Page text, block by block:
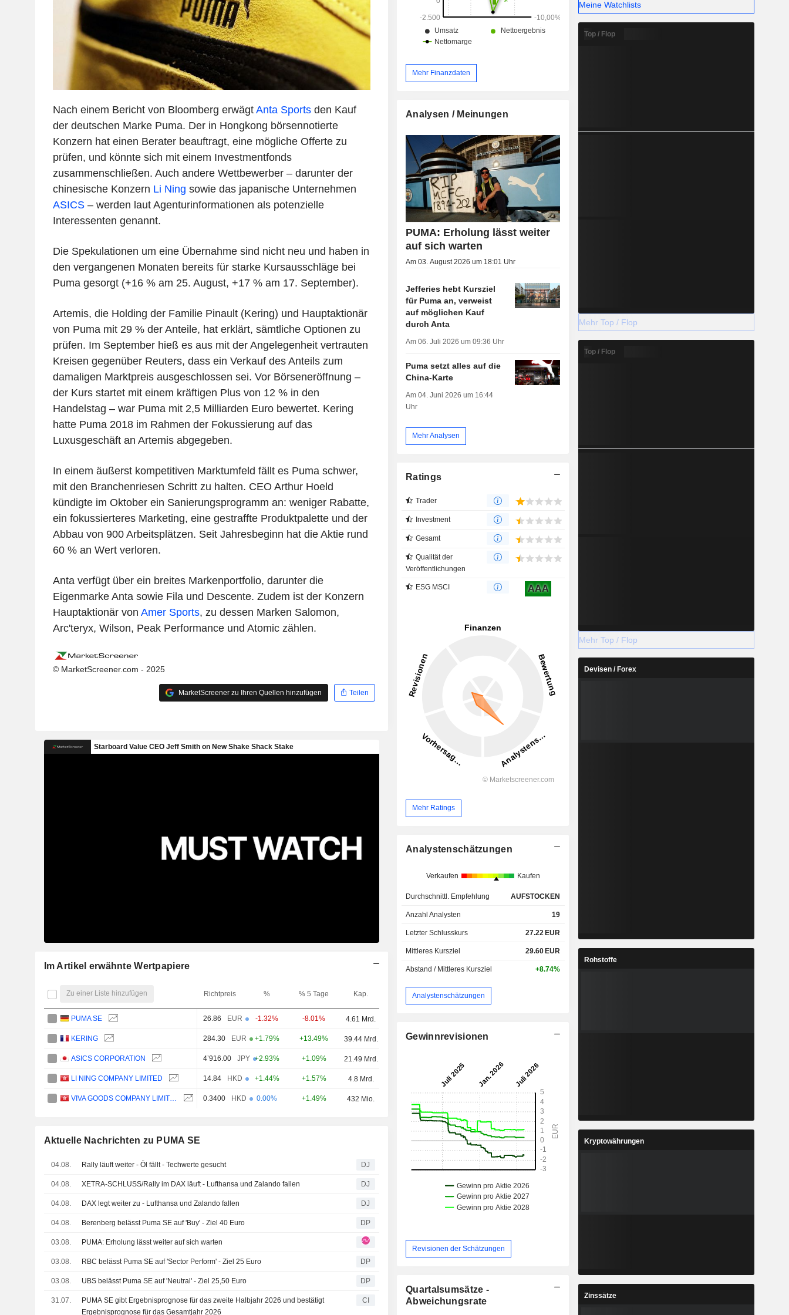
Nach einem Bericht von Bloomberg erwägt Anta Sportsden Kauf
der deutschen Marke Puma. Der in Hongkong börsennotierte
Konzern hat einen Berater beauftragt, eine mögliche Offerte zu
prüfen, und könnte sich mit einem Investmentfonds
zusammenschließen. Auch andere Wettbewerber – darunter der
chinesische Konzern Li Ning sowie das japanische Unternehmen
ASICS– werden laut Agenturinformationen als potenzielle
Interessenten genannt.
Die Spekulationen um eine Übernahme sind nicht neu und haben in
den vergangenen Monaten bereits für starke Kursausschläge bei
Puma gesorgt (+16 % am 25. August, +17 % am 17. September).
Artemis, die Holding der Familie Pinault (Kering) und Hauptaktionär
von Puma mit 29 % der Anteile, hat erklärt, sämtliche Optionen zu
prüfen. Im September hieß es aus mit der Angelegenheit vertrauten
Kreisen gegenüber Reuters, dass ein Verkauf des Anteils zum
damaligen Marktpreis ausgeschlossen sei. Vor Börseneröffnung –
der Kurs startet mit einem kräftigen Plus von 12 % in den
Handelstag – war Puma mit 2,5 Milliarden Euro bewertet. Kering
hatte Puma 2018 im Rahmen der Fokussierung auf das
Luxusgeschäft an Artemis abgegeben.
In einem äußerst kompetitiven Marktumfeld fällt es Puma schwer,
mit den Branchenriesen Schritt zu halten. CEO Arthur Hoeld
kündigte im Oktober ein Sanierungsprogramm an: weniger Rabatte,
ein fokussierteres Marketing, eine gestraffte Produktpalette und der
Abbau von 900 Arbeitsplätzen. Seit Jahresbeginn hat die Aktie rund
60 % an Wert verloren.
Anta verfügt über ein breites Markenportfolio, darunter die
Eigenmarke Anta sowie Fila und Descente. Zudem ist der Konzern
Hauptaktionär von Amer Sports, zu dessen Marken Salomon,
Arc'teryx, Wilson, Peak Performance und Atomic zählen.
© MarketScreener.com - 2025
MarketScreener zu Ihren Quellen hinzufügen Teilen
Im Artikel erwähnte Wertpapiere
Zu einer Liste hinzufügen Richtpreis % % 5 Tage Kap.
PUMA SE 26.86 EUR -1.32% -8.01% 4.61 Mrd.
KERING 284.30 EUR +1.79% +13.49% 39.44 Mrd.
ASICS CORPORATION 4’916.00 JPY +2.93% +1.09% 21.49 Mrd.
LI NING COMPANY LIMITED 14.84 HKD +1.44% +1.57% 4.8 Mrd.
0.3400 HKD 0.00% +1.49% 432 Mio.
Aktuelle Nachrichten zu PUMA SE
04.08. Rally läuft weiter - Öl fällt - Techwerte gesucht DJ
04.08. XETRA-SCHLUSS/Rally im DAX läuft - Lufthansa und Zalando fallen DJ
04.08. DAX legt weiter zu - Lufthansa und Zalando fallen DJ
04.08. Berenberg belässt Puma SE auf 'Buy' - Ziel 40 Euro DP
03.08. PUMA: Erholung lässt weiter auf sich warten
03.08. RBC belässt Puma SE auf 'Sector Perform' - Ziel 25 Euro DP
03.08. UBS belässt Puma SE auf 'Neutral' - Ziel 25,50 Euro DP
31.07.
PUMA SE gibt Ergebnisprognose für das zweite Halbjahr 2026 und bestätigt
Ergebnisprognose für das Gesamtjahr 2026
CI
Mehr Finanzdaten
Analysen / Meinungen
PUMA: Erholung lässt weiter
auf sich warten
Am 03. August 2026 um 18:01 Uhr
Jefferies hebt Kursziel
für Puma an, verweist
auf möglichen Kauf
durch Anta
Am 06. Juli 2026 um 09:36 Uhr
Puma setzt alles auf die
China-Karte
Am 04. Juni 2026 um 16:44
Uhr
Mehr Analysen
Ratings
Trader
Investment
Gesamt
Qualität der
Veröffentlichungen
ESG MSCI AAA
Mehr Ratings
Analystenschätzungen
Verkaufen Kaufen
Durchschnittl. Empfehlung AUFSTOCKEN
Anzahl Analysten 19
Letzter Schlusskurs 27.22 EUR
Mittleres Kursziel 29.60 EUR
Abstand / Mittleres Kursziel +8.74%
Analystenschätzungen
Gewinnrevisionen
Revisionen der Schätzungen
Quartalsumsätze -
Abweichungsrate
Meine Watchlists
Top / Flop
Mehr Top / Flop
Top / Flop
Mehr Top / Flop
Devisen / Forex
Rohstoffe
Kryptowährungen
Zinssätze